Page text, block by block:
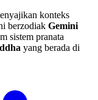
konteks
berzodiak Gemini
sistem pranata
yang berada di